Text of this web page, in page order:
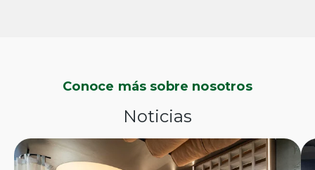
Conoce más sobre nosotros
Noticias